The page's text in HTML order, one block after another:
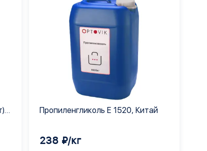
Пропиленгликоль Е 1520, Китай
238 ₽/кг